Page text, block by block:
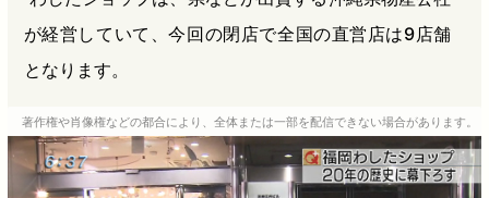
が経営していて、今回の閉店で全国の直営店は9店舗
となります。
著作権や肖像権などの都合により、全体または一部を配信できない場合があります。